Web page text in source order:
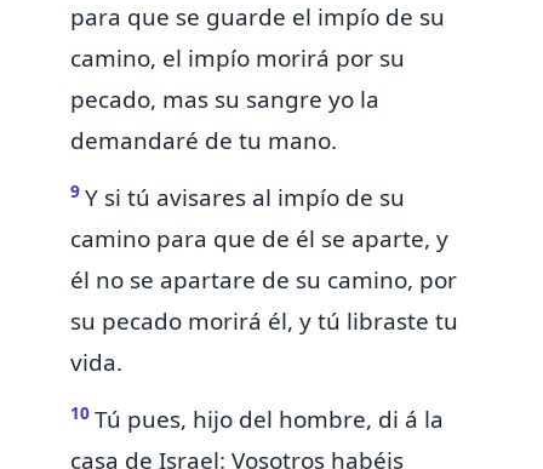
para que se guarde el impío de su
camino, el impío morirá por su
pecado, mas su sangre yo la
demandaré de tu mano.
9 Y si tú avisares al impío de su
camino para que de él se aparte, y
él no se apartare de su camino, por
su pecado morirá él, y tú libraste tu
vida.
10 Tú pues, hijo del hombre, di á la
casa de Israel: Vosotros habéis